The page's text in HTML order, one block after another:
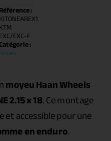
Référence :
KITONEAREX1
KTM
EXC/EXC-F
Catégorie :
Roues
moyeu Haan Wheels
2.15 x 18. Ce montage
accessible pour une
en enduro.